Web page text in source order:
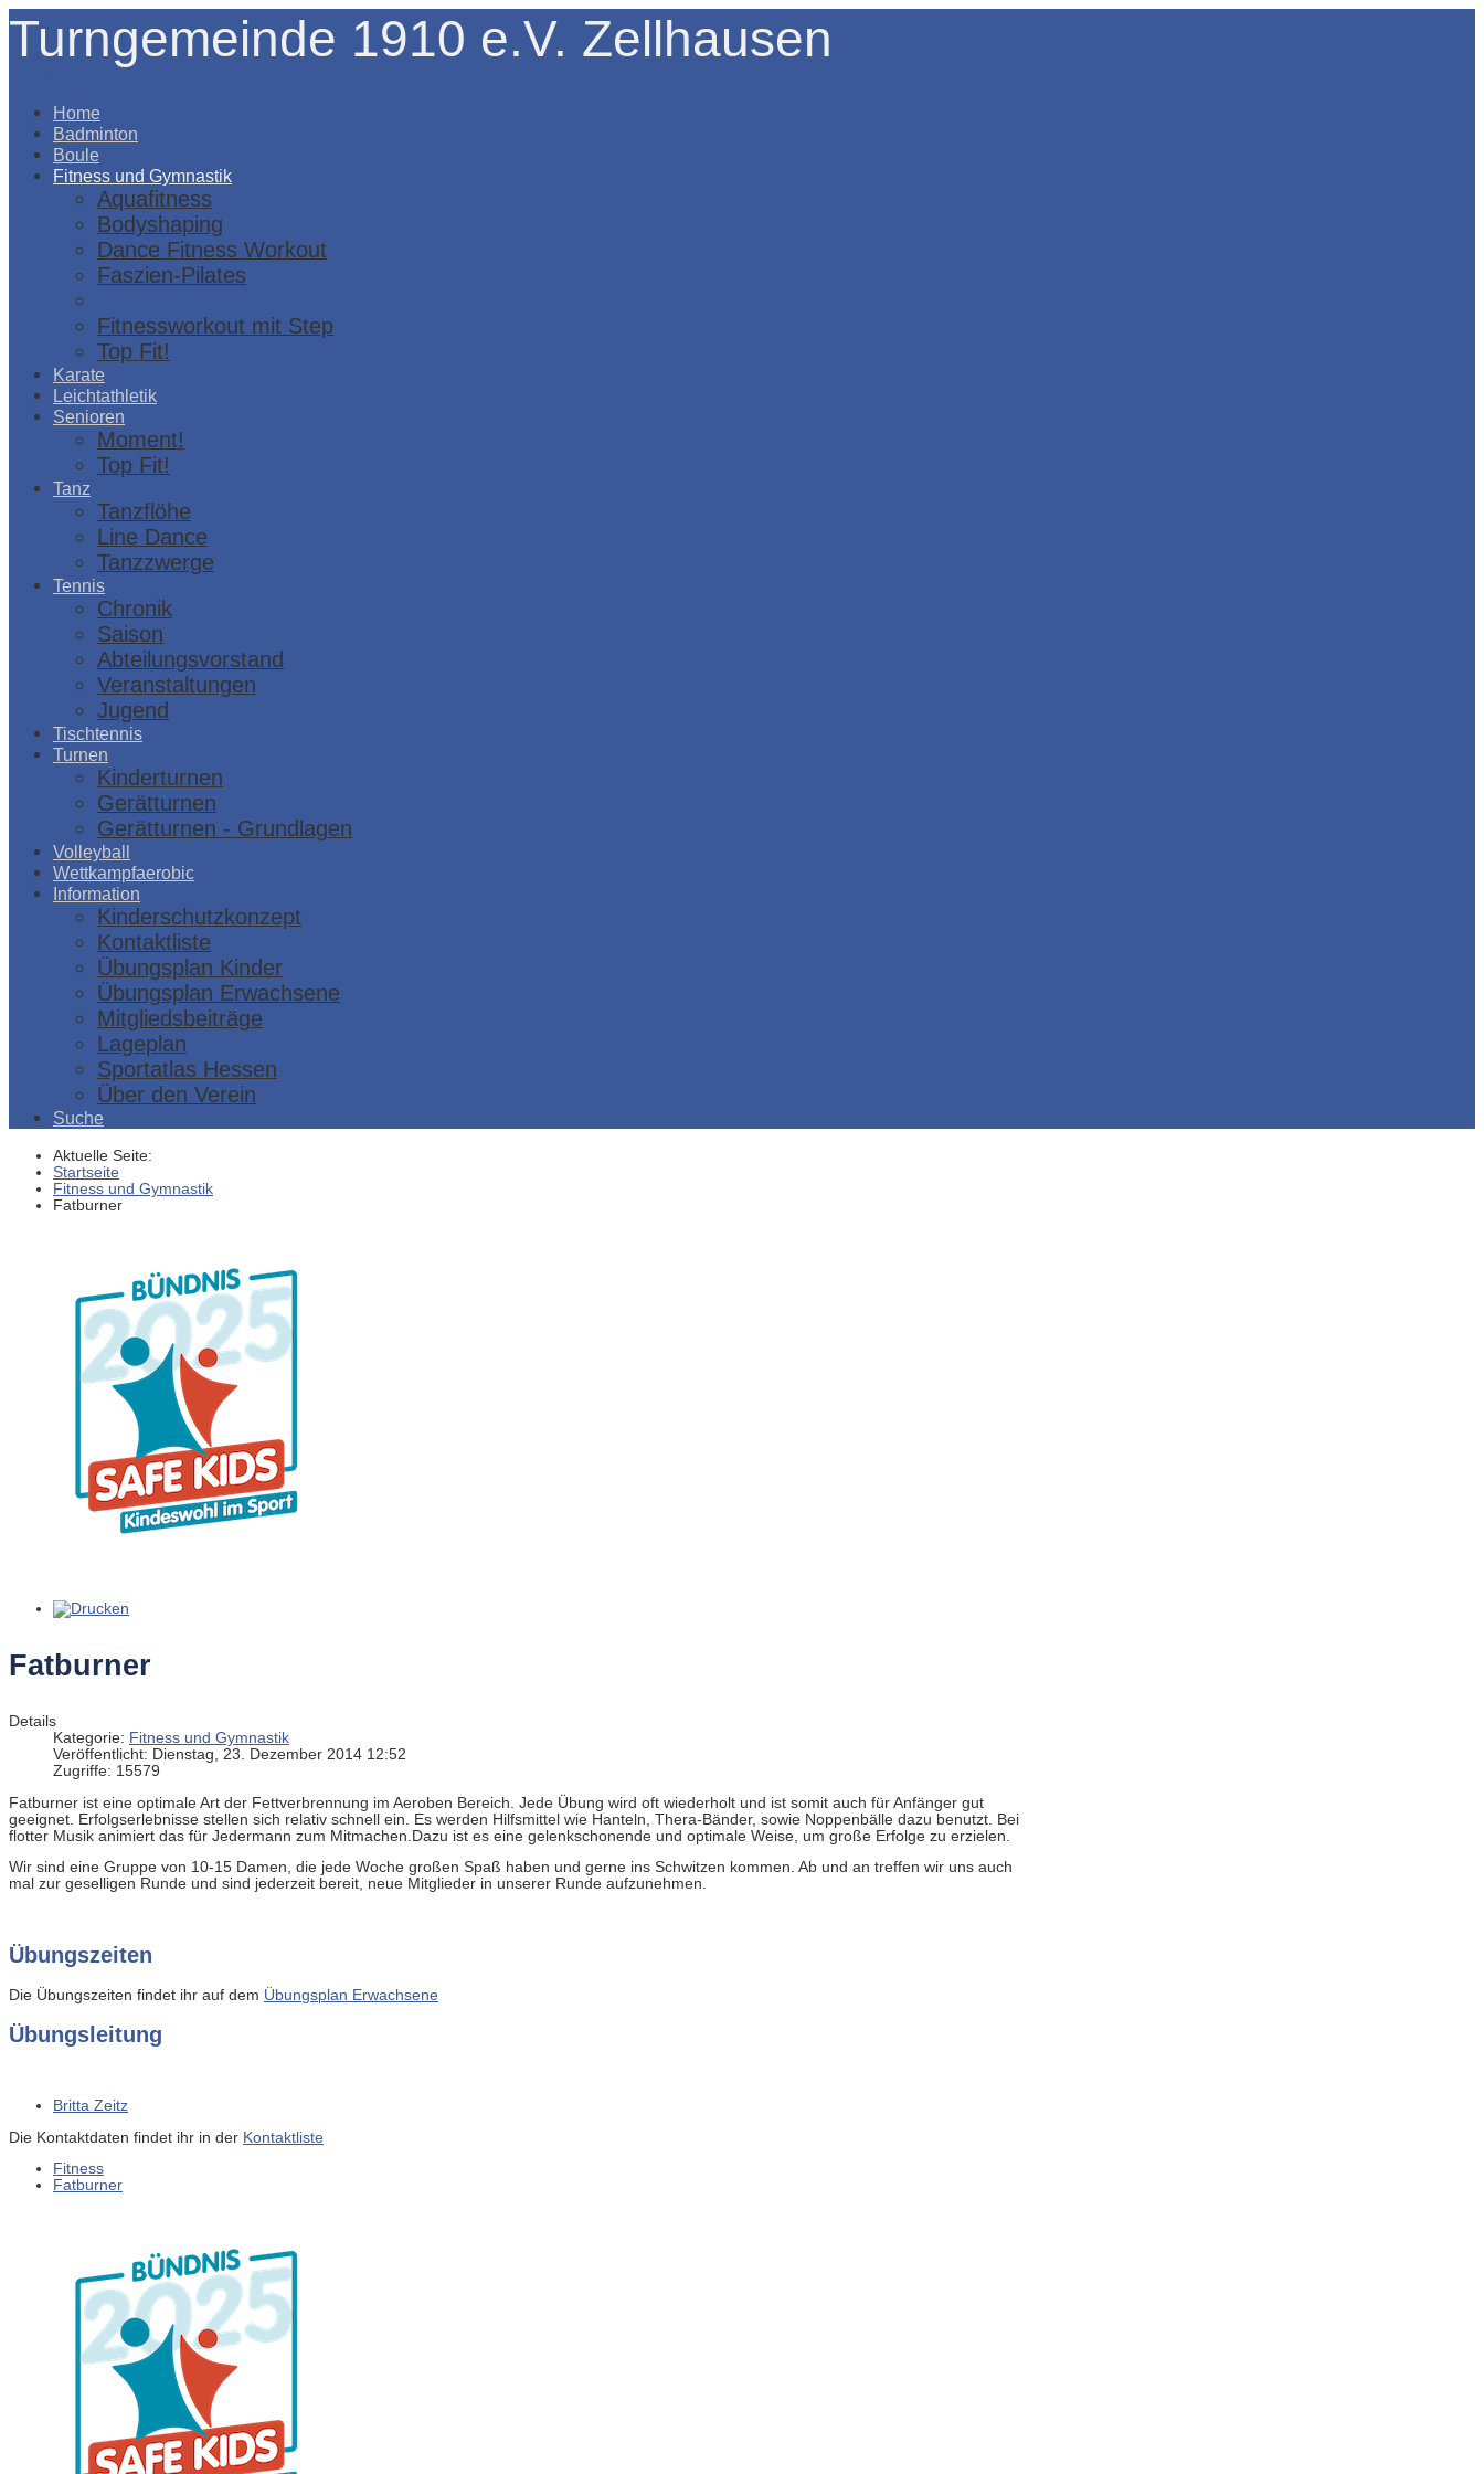
Turngemeinde 1910 e.V. Zellhausen
Home
Badminton
Boule
Fitness und Gymnastik
Aquafitness
Bodyshaping
Dance Fitness Workout
Faszien-Pilates
Fitnessworkout mit Step
Top Fit!
Karate
Leichtathletik
Senioren
Moment!
Top Fit!
Tanz
Tanzflöhe
Line Dance
Tanzzwerge
Tennis
Chronik
Saison
Abteilungsvorstand
Veranstaltungen
Jugend
Tischtennis
Turnen
Kinderturnen
Gerätturnen
Gerätturnen - Grundlagen
Volleyball
Wettkampfaerobic
Information
Kinderschutzkonzept
Kontaktliste
Übungsplan Kinder
Übungsplan Erwachsene
Mitgliedsbeiträge
Lageplan
Sportatlas Hessen
Über den Verein
Suche
Aktuelle Seite:
Startseite
Fitness und Gymnastik
Fatburner
Fatburner
Details
Kategorie: Fitness und Gymnastik
Veröffentlicht: Dienstag, 23. Dezember 2014 12:52
Zugriffe: 15579
Fatburner ist eine optimale Art der Fettverbrennung im Aeroben Bereich. Jede Übung wird oft wiederholt und ist somit auch für Anfänger gut
geeignet. Erfolgserlebnisse stellen sich relativ schnell ein. Es werden Hilfsmittel wie Hanteln, Thera-Bänder, sowie Noppenbälle dazu benutzt. Bei
flotter Musik animiert das für Jedermann zum Mitmachen.Dazu ist es eine gelenkschonende und optimale Weise, um große Erfolge zu erzielen.
Wir sind eine Gruppe von 10-15 Damen, die jede Woche großen Spaß haben und gerne ins Schwitzen kommen. Ab und an treffen wir uns auch
mal zur geselligen Runde und sind jederzeit bereit, neue Mitglieder in unserer Runde aufzunehmen.
Übungszeiten
Die Übungszeiten findet ihr auf dem Übungsplan Erwachsene
Übungsleitung
Britta Zeitz
Die Kontaktdaten findet ihr in der Kontaktliste
Fitness
Fatburner